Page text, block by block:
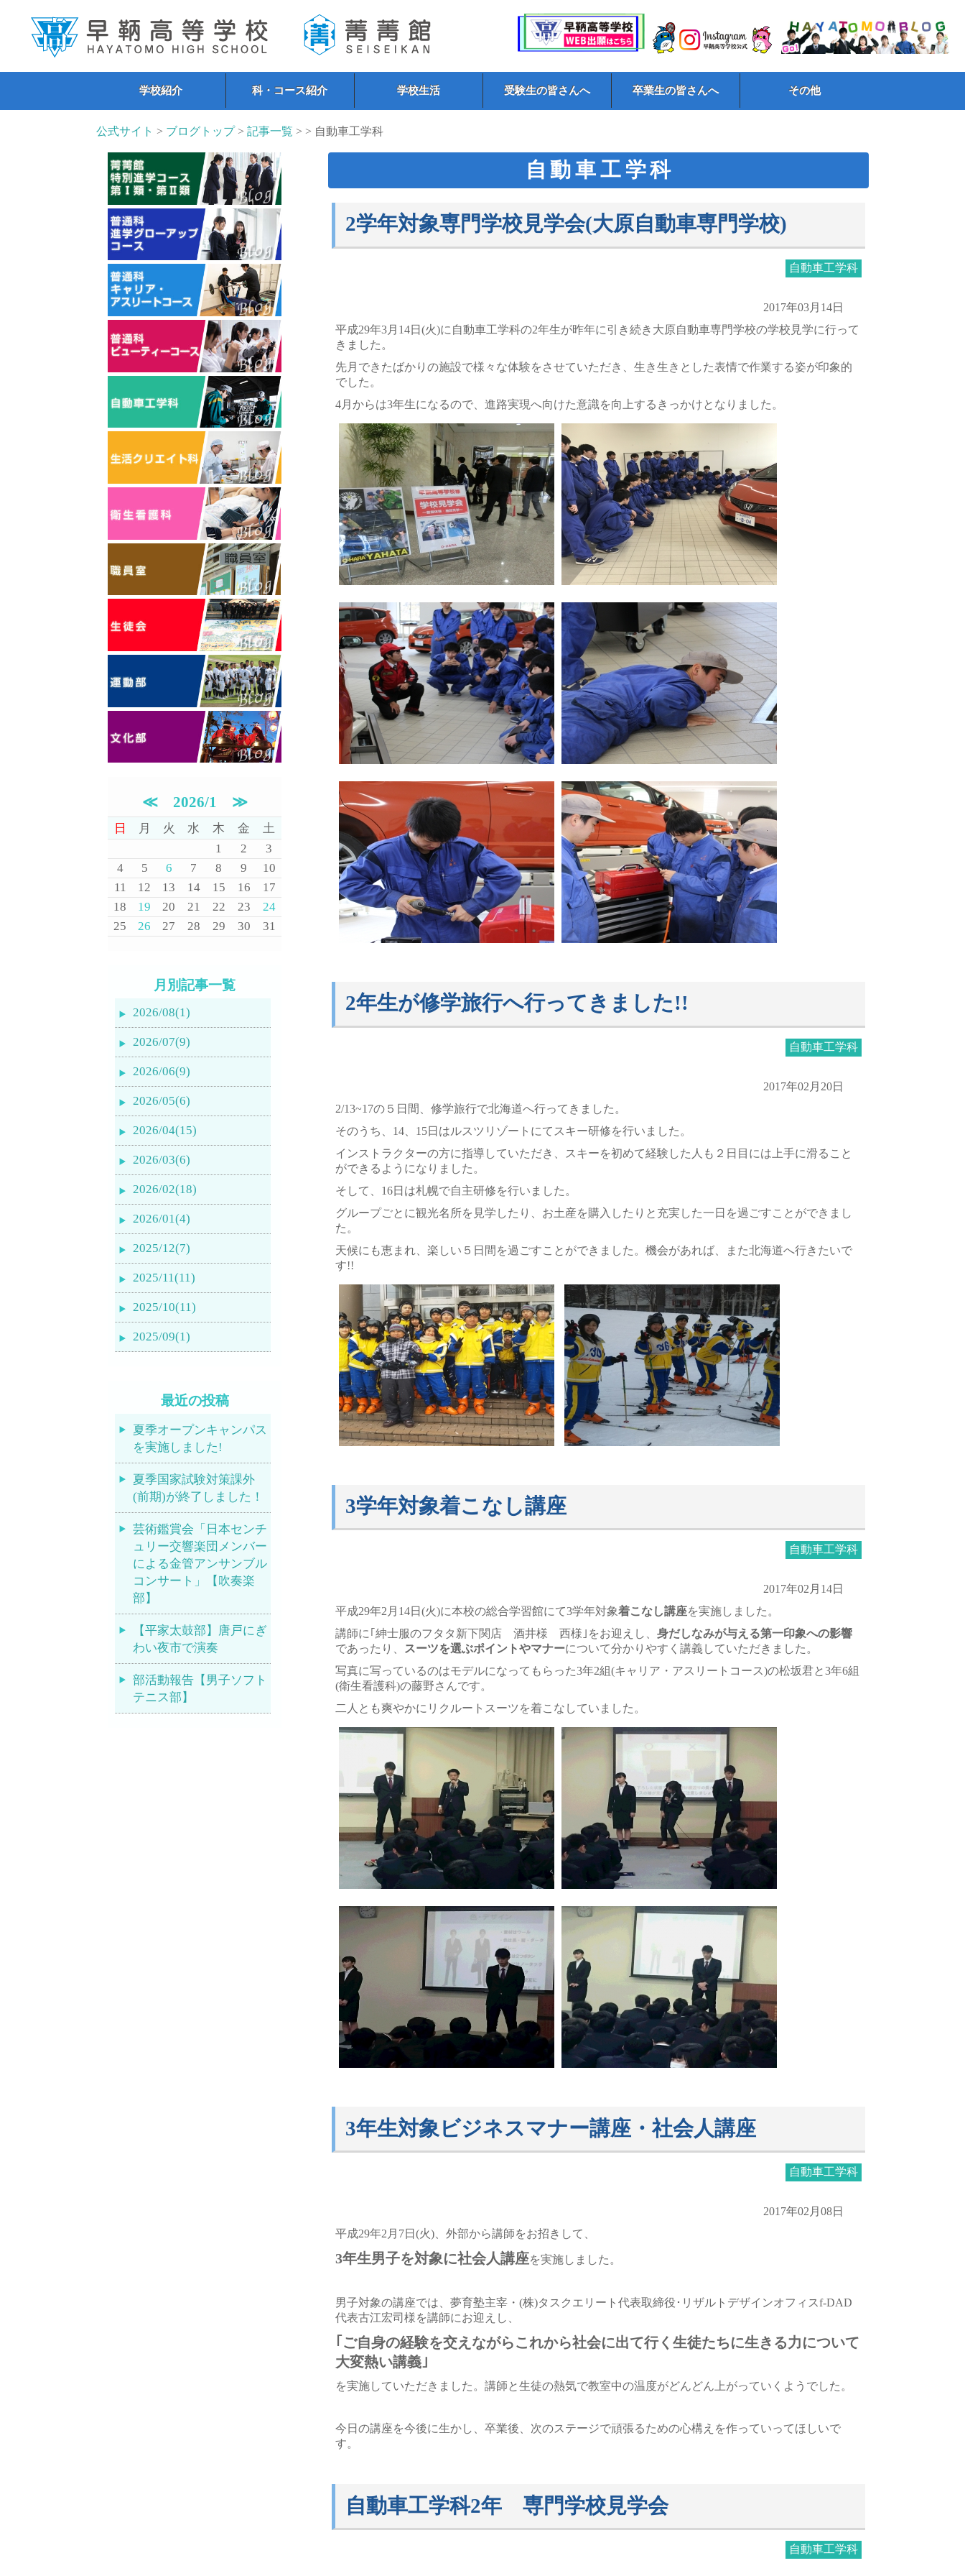
学校紹介 科・コース紹介 学校生活 受験生の皆さんへ 卒業生の皆さんへ その他
公式サイト > ブログトップ>記事一覧 > > 自動車工学科
自動車工学科
2学年対象専門学校見学会(大原自動車専門学校)
自動車工学科
2017年03月14日
平成29年3月14日(火)に自動車工学科の2年生が昨年に引き続き大原自動車専門学校の学校見学に行って
きました。
先月できたばかりの施設で様々な体験をさせていただき、生き生きとした表情で作業する姿が印象的
でした。
4月からは3年生になるので、進路実現へ向けた意識を向上するきっかけとなりました。
2年生が修学旅行へ行ってきました!!
自動車工学科
2017年02月20日
2/13~17の５日間、修学旅行で北海道へ行ってきました。
そのうち、14、15日はルスツリゾートにてスキー研修を行いました。
インストラクターの方に指導していただき、スキーを初めて経験した人も２日目には上手に滑ること
ができるようになりました。
そして、16日は札幌で自主研修を行いました。
グループごとに観光名所を見学したり、お土産を購入したりと充実した一日を過ごすことができまし
た。
天候にも恵まれ、楽しい５日間を過ごすことができました。機会があれば、また北海道へ行きたいで
す!!
3学年対象着こなし講座
自動車工学科
2017年02月14日
平成29年2月14日(火)に本校の総合学習館にて3学年対象着こなし講座を実施しました。
講師に｢紳士服のフタタ新下関店 酒井様 西様｣をお迎えし、 身だしなみが与える第一印象への影響
であったり、
スーツを選ぶポイントやマナーについて分かりやすく講義していただきました。
写真に写っているのはモデルになってもらった3年2組(キャリア・アスリートコース)の松坂君と3年6組
(衛生看護科)の藤野さんです。
二人とも爽やかにリクルートスーツを着こなしていました。
3年生対象ビジネスマナー講座・社会人講座
自動車工学科
2017年02月08日
平成29年2月7日(火)、外部から講師をお招きして、
3年生男子を対象に社会人講座を実施しました。
男子対象の講座では、夢育塾主宰・(株)タスクエリート代表取締役･リザルトデザインオフィスf-DAD
代表古江宏司様を講師にお迎えし、
｢ご自身の経験を交えながらこれから社会に出て行く生徒たちに生きる力について
大変熱い講義｣
を実施していただきました。講師と生徒の熱気で教室中の温度がどんどん上がっていくようでした。
今日の講座を今後に生かし、卒業後、次のステージで頑張るための心構えを作っていってほしいで
す。
自動車工学科2年 専門学校見学会
自動車工学科
≪2026/1 ≫
日 月 火 水 木 金
土
1
2
3
4
5 6 7 8 9
10
11
12 13 14 15 16
17
18
19 20 21 22 23
24
25
26 27 28 29 30 31
月別記事一覧
2026/08(1)
2026/07(9)
2026/06(9)
2026/05(6)
2026/04(15)
2026/03(6)
2026/02(18)
2026/01(4)
2025/12(7)
2025/11(11)
2025/10(11)
2025/09(1)
最近の投稿
夏季オープンキャンパス
を実施しました!
夏季国家試験対策課外
(前期)が終了しました！
芸術鑑賞会「日本センチ
ュリー交響楽団メンバー
による金管アンサンブル
コンサート」【吹奏楽
部】
【平家太鼓部】唐戸にぎ
わい夜市で演奏
部活動報告【男子ソフト
テニス部】